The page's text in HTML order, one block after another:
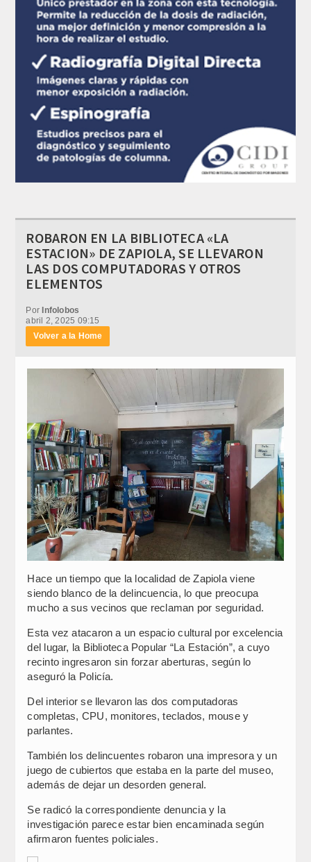
ROBARON EN LA BIBLIOTECA «LA
ESTACION» DE ZAPIOLA, SE LLEVARON
LAS DOS COMPUTADORAS Y OTROS
ELEMENTOS
PorInfolobos
abril 2, 2025 09:15
Volver a la Home
Hace un tiempo que la localidad de Zapiola viene
siendo blanco de la delincuencia, lo que preocupa
mucho a sus vecinos que reclaman por seguridad.
Esta vez atacaron a un espacio cultural por excelencia
del lugar, la Biblioteca Popular “La Estación”, a cuyo
recinto ingresaron sin forzar aberturas, según lo
aseguró la Policía.
Del interior se llevaron las dos computadoras
completas, CPU, monitores, teclados, mouse y
parlantes.
También los delincuentes robaron una impresora y un
juego de cubiertos que estaba en la parte del museo,
además de dejar un desorden general.
Se radicó la correspondiente denuncia y la
investigación parece estar bien encaminada según
afirmaron fuentes policiales.